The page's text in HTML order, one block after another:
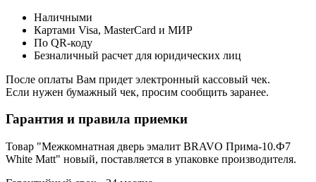
Наличными
Картами Visa, MasterCard и МИР
По QR-коду
Безналичный расчет для юридических лиц
После оплаты Вам придет электронный кассовый чек.
Если нужен бумажный чек, просим сообщить заранее.
Гарантия и правила приемки
Товар "Межкомнатная дверь эмалит BRAVO Прима-10.Ф7
White Matt" новый, поставляется в упаковке производителя.